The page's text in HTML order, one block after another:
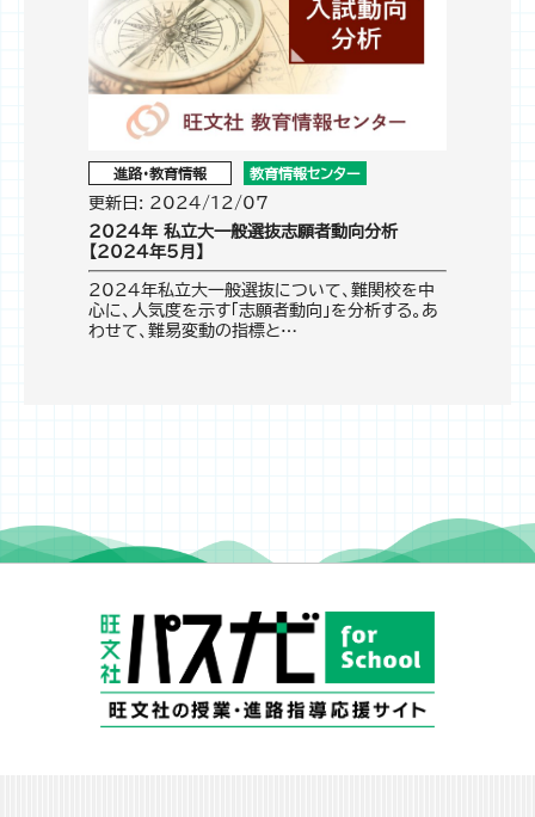
進路・教育情報 教育情報センター
更新日: 2024/12/07
2024年 私立大一般選抜志願者動向分析
【2024年5月】
2024年私立大一般選抜について、難関校を中
心に、人気度を示す「志願者動向」を分析する。あ
わせて、難易変動の指標と…